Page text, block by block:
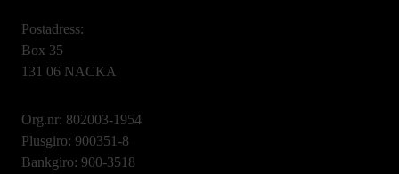
Postadress:
Box 35
131 06 NACKA
Org.nr: 802003-1954
Plusgiro: 900351-8
Bankgiro: 900-3518